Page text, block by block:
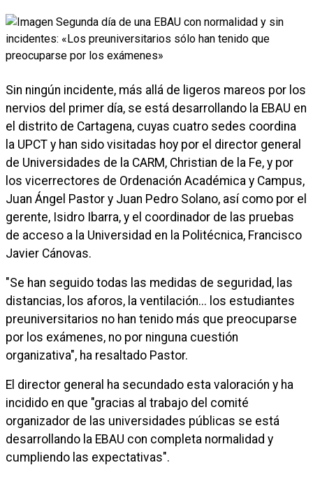
Sin ningún incidente, más allá de ligeros mareos por los
nervios del primer día, se está desarrollando la EBAU en
el distrito de Cartagena, cuyas cuatro sedes coordina
la UPCT y han sido visitadas hoy por el director general
de Universidades de la CARM, Christian de la Fe, y por
los vicerrectores de Ordenación Académica y Campus,
Juan Ángel Pastor y Juan Pedro Solano, así como por el
gerente, Isidro Ibarra, y el coordinador de las pruebas
de acceso a la Universidad en la Politécnica, Francisco
Javier Cánovas.
"Se han seguido todas las medidas de seguridad, las
distancias, los aforos, la ventilación... los estudiantes
preuniversitarios no han tenido más que preocuparse
por los exámenes, no por ninguna cuestión
organizativa", ha resaltado Pastor.
El director general ha secundado esta valoración y ha
incidido en que "gracias al trabajo del comité
organizador de las universidades públicas se está
desarrollando la EBAU con completa normalidad y
cumpliendo las expectativas".